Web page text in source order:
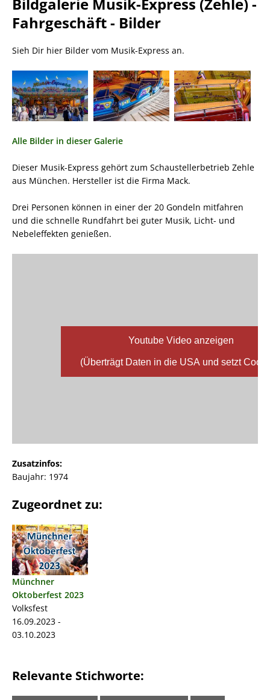
Fahrgeschäft - Bilder
Sieh Dir hier Bilder vom Musik-Express an.
Alle Bilder in dieser Galerie
Dieser Musik-Express gehört zum Schaustellerbetrieb Zehle
aus München. Hersteller ist die Firma Mack.
Drei Personen können in einer der 20 Gondeln mitfahren
und die schnelle Rundfahrt bei guter Musik, Licht- und
Nebeleffekten genießen.
Youtube Video anzeigen
(Überträgt Daten in die USA und setzt
Zusatzinfos:
Baujahr: 1974
Zugeordnet zu:
Münchner
Oktoberfest 2023
Volksfest
16.09.2023 -
03.10.2023
Relevante Stichworte: